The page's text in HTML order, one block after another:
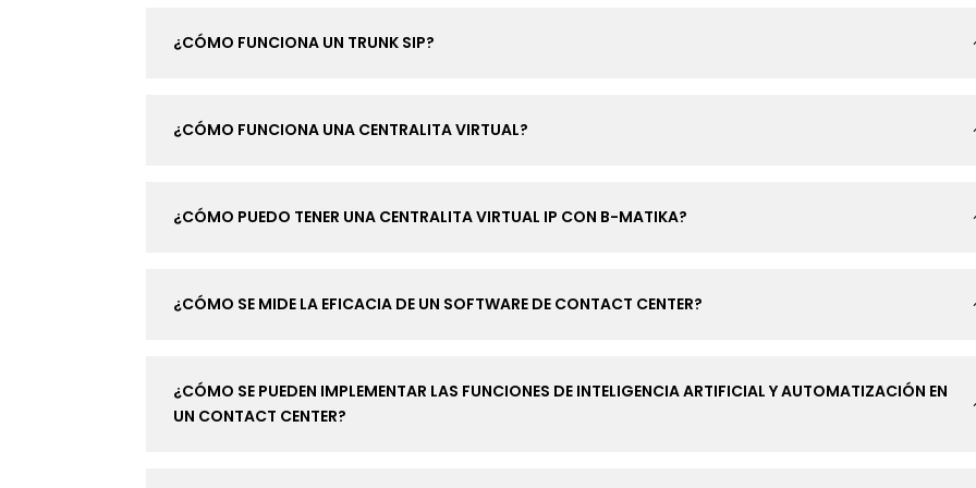
¿CÓMO FUNCIONA UN TRUNK SIP?
¿CÓMO FUNCIONA UNA CENTRALITA VIRTUAL?
¿CÓMO PUEDO TENER UNA CENTRALITA VIRTUAL IP CON B-MATIKA?
¿CÓMO SE MIDE LA EFICACIA DE UN SOFTWARE DE CONTACT CENTER?
¿CÓMO SE PUEDEN IMPLEMENTAR LAS FUNCIONES DE INTELIGENCIA ARTIFICIAL Y AUTOMATIZACIÓN EN
UN CONTACT CENTER?